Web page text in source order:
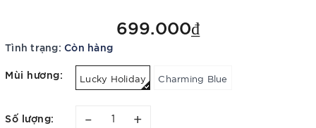
699.000₫
Tình trạng: Còn hàng
Mùi hương: Lucky Holiday Charming Blue
Số lượng: – +